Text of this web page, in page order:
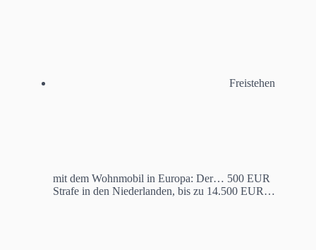
Freistehen
mit dem Wohnmobil in Europa: Der… 500 EUR
Strafe in den Niederlanden, bis zu 14.500 EUR…